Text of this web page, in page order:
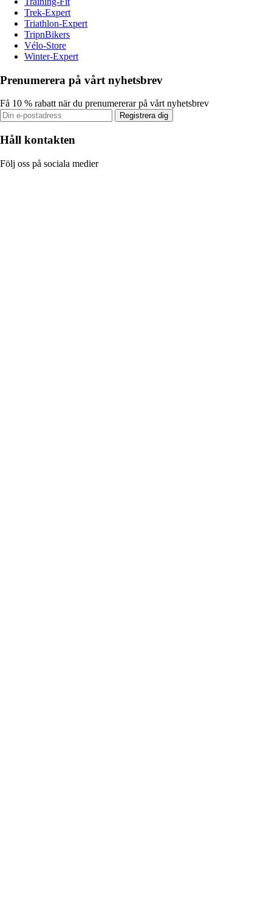
Trek-Expert
Triathlon-Expert
TripnBikers
Vélo-Store
Winter-Expert
Prenumerera på vårt nyhetsbrev
Få 10 % rabatt när du prenumererar på vårt nyhetsbrev
Registrera dig
Håll kontakten
Följ oss på sociala medier